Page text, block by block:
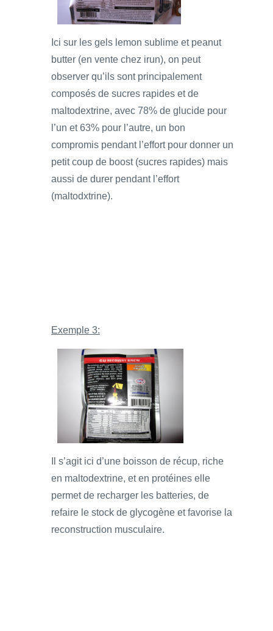
Ici sur les gels lemon sublime et peanut
butter (en vente chez irun), on peut
observer qu’ils sont principalement
composés de sucres rapides et de
maltodextrine, avec 78% de glucide pour
l’un et 63% pour l’autre, un bon
compromis pendant l’effort pour donner un
petit coup de boost (sucres rapides) mais
aussi de durer pendant l’effort
(maltodxtrine).
Exemple 3:
Il s’agit ici d’une boisson de récup, riche
en maltodextrine, et en protéines elle
permet de recharger les batteries, de
refaire le stock de glycogène et favorise la
reconstruction musculaire.